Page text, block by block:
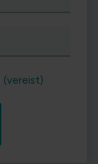
(vereist)